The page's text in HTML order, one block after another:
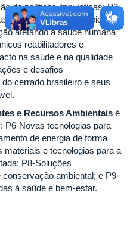
de políticas linguísticas; P3-
e crônicas em um meio-
afetando a saúde humana
reabilitadores e
na saúde e na qualidade
e desafios
cerrado brasileiro e seus
e Recursos Ambientais é
P6-Novas tecnologias para
de energia de forma
e tecnologias para a
P8-Soluções
ambiental; e P9-
à saúde e bem-estar.